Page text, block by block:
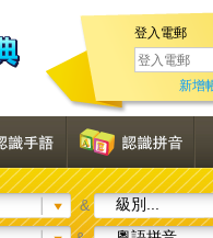
登入電郵
新增
& 級別...